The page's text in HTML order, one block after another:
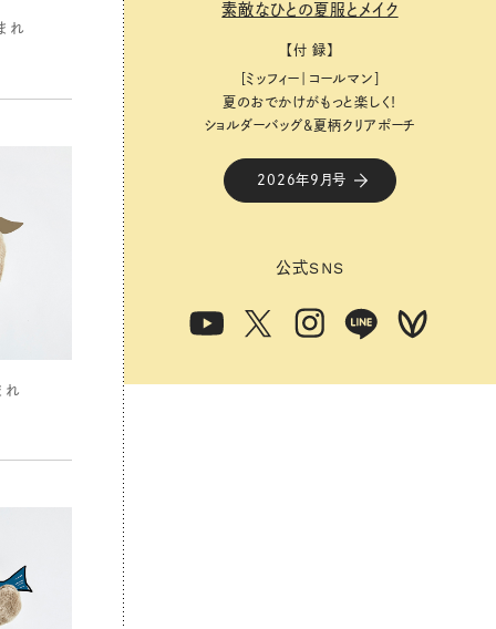
れ
素敵なひとの夏服とメイク
【付 録】
［ミッフィー｜コールマン］
夏のおでかけがもっと楽しく！
ショルダーバッグ&夏柄クリアポーチ
2026年9月号
公式SNS